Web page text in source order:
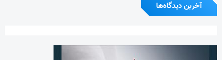
آخرین دیدگاه‌ها